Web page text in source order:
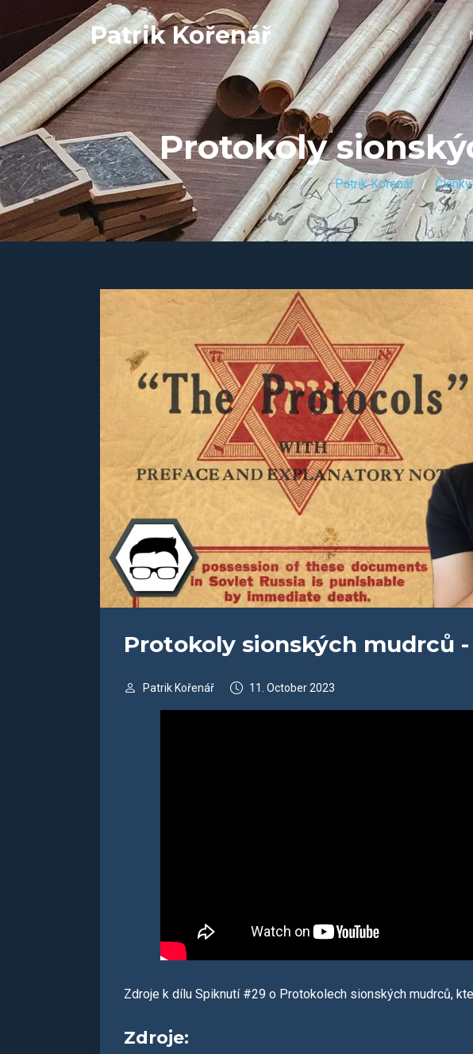
Patrik Kořenář
Protokoly
Patrik Kořenář Články
Protokoly sionských mudrců
Patrik Kořenář 11. October 2023
Zdroje k dílu Spiknutí #29 o Protokolech sionských mudrců,
Zdroje: